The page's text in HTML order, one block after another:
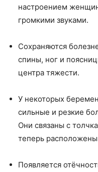
настроением
громкими звуками.
Сохраняются
спины, ног и
центра тяжести.
У некоторых
сильные и резкие
Они связаны с
теперь
Появляется